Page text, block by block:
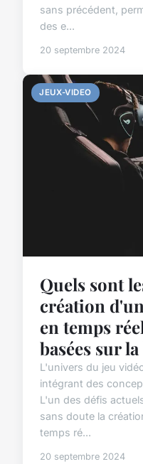
sans précédent,
des e...
20 septembre 2024
JEUX-VIDEO
Quels sont
création
en temps
basées sur
L'univers du jeu
intégrant des
L'un des défis
sans doute la
temps ré...
20 septembre 2024